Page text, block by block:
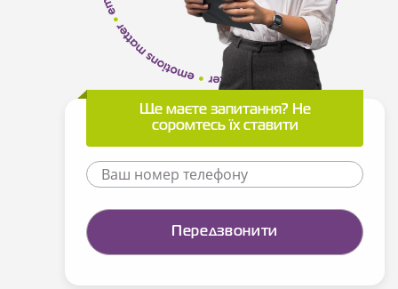
Ще маєте запитання? Не
соромтесь їх ставити